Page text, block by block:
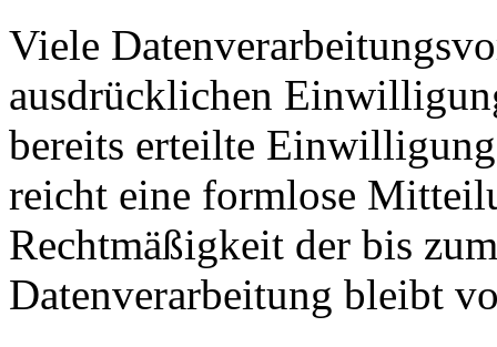
Viele
ausdrücklichen
bereits erteilte
reicht eine formlose
Rechtmäßigkeit der bis
Datenverarbeitung bleibt